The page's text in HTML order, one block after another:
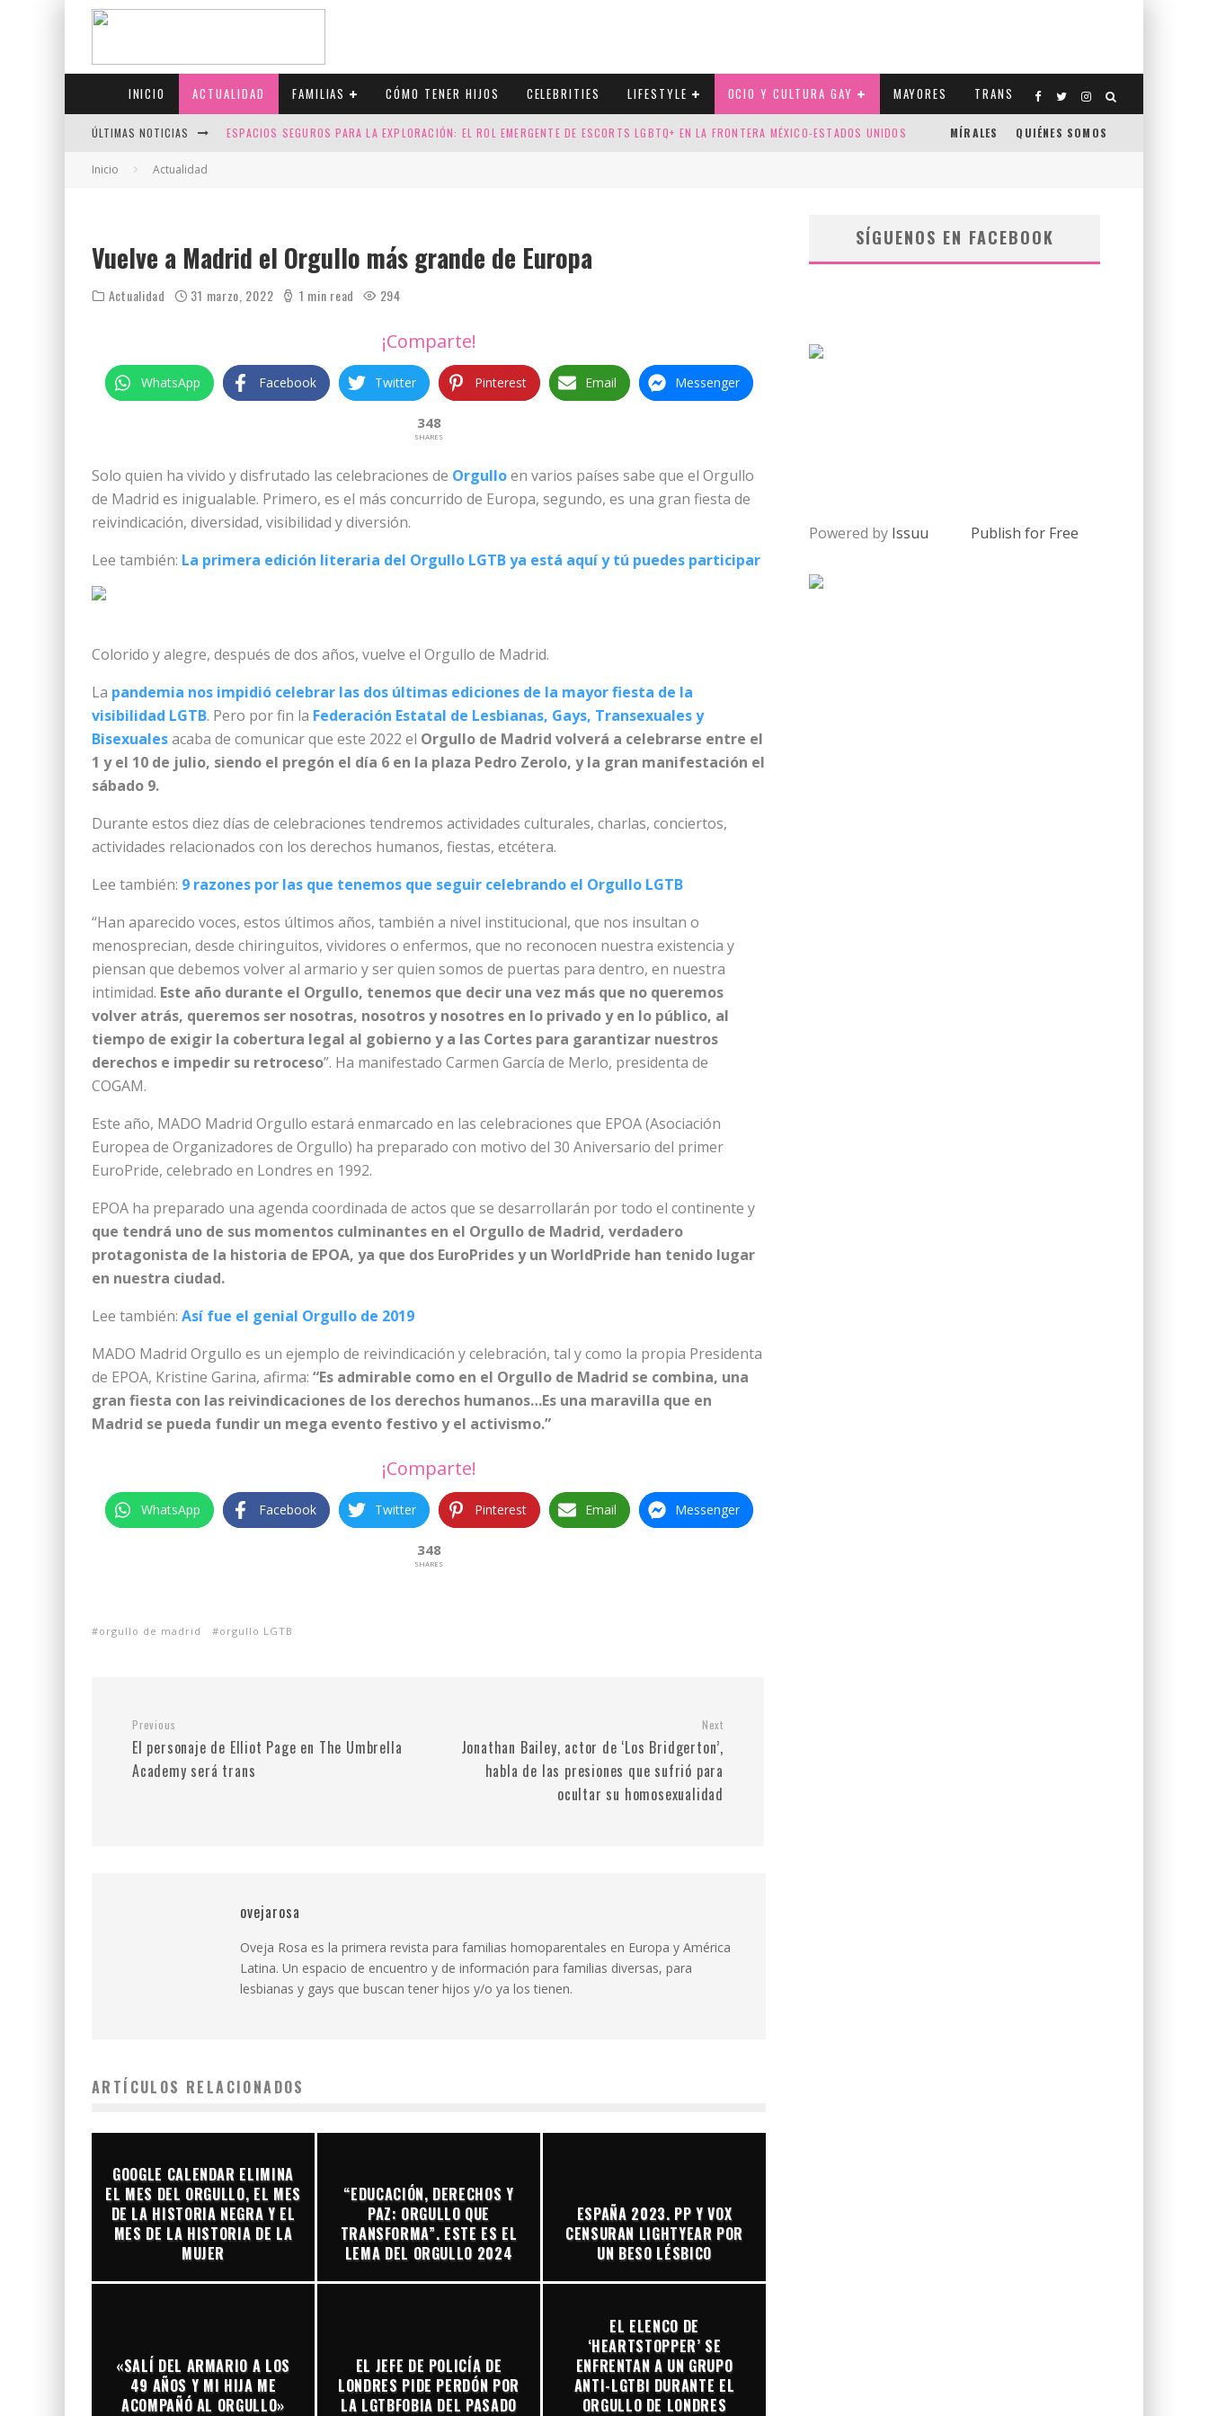
INICIO ACTUALIDAD FAMILIAS CÓMO TENER HIJOS CELEBRITIES LIFESTYLE OCIO Y CULTURA GAY MAYORES TRANS
ÚLTIMAS NOTICIAS ESPACIOS SEGUROS PARA LA EXPLORACIÓN: EL ROL EMERGENTE DE ESCORTS LGBTQ+ EN LA FRONTERA MÉXICO-ESTADOS UNIDOS MÍRALES QUIÉNES SOMOS
Inicio Actualidad
Vuelve a Madrid el Orgullo más grande de Europa
Actualidad 31 marzo, 2022 1 min read 294
¡Comparte!
WhatsApp Facebook Twitter Pinterest Email Messenger
348
SHARES
Solo quien ha vivido y disfrutado las celebraciones de Orgulloen varios países sabe que el Orgullo
de Madrid es inigualable. Primero, es el más concurrido de Europa, segundo, es una gran fiesta de
reivindicación, diversidad, visibilidad y diversión.
Lee también: La primera edición literaria del Orgullo LGTB ya está aquí y tú puedes participar
Colorido y alegre, después de dos años, vuelve el Orgullo de Madrid.
La pandemia nos impidió celebrar las dos últimas ediciones de la mayor fiesta de la
visibilidad LGTB. Pero por fin la Federación Estatal de Lesbianas, Gays, Transexuales y
Bisexualesacaba de comunicar que este 2022 el Orgullo de Madrid volverá a celebrarse entre el
1 y el 10 de julio, siendo el pregón el día 6 en la plaza Pedro Zerolo, y la gran manifestación el
sábado 9.
Durante estos diez días de celebraciones tendremos actividades culturales, charlas, conciertos,
actividades relacionados con los derechos humanos, fiestas, etcétera.
Lee también: 9 razones por las que tenemos que seguir celebrando el Orgullo LGTB
“Han aparecido voces, estos últimos años, también a nivel institucional, que nos insultan o
menosprecian, desde chiringuitos, vividores o enfermos, que no reconocen nuestra existencia y
piensan que debemos volver al armario y ser quien somos de puertas para dentro, en nuestra
intimidad. Este año durante el Orgullo, tenemos que decir una vez más que no queremos
volver atrás, queremos ser nosotras, nosotros y nosotres en lo privado y en lo público, al
tiempo de exigir la cobertura legal al gobierno y a las Cortes para garantizar nuestros
derechos e impedir su retroceso”. Ha manifestado Carmen García de Merlo, presidenta de
COGAM.
Este año, MADO Madrid Orgullo estará enmarcado en las celebraciones que EPOA (Asociación
Europea de Organizadores de Orgullo) ha preparado con motivo del 30 Aniversario del primer
EuroPride, celebrado en Londres en 1992.
EPOA ha preparado una agenda coordinada de actos que se desarrollarán por todo el continente y
que tendrá uno de sus momentos culminantes en el Orgullo de Madrid, verdadero
protagonista de la historia de EPOA, ya que dos EuroPrides y un WorldPride han tenido lugar
en nuestra ciudad.
Lee también: Así fue el genial Orgullo de 2019
MADO Madrid Orgullo es un ejemplo de reivindicación y celebración, tal y como la propia Presidenta
de EPOA, Kristine Garina, afirma: “Es admirable como en el Orgullo de Madrid se combina, una
gran fiesta con las reivindicaciones de los derechos humanos…Es una maravilla que en
Madrid se pueda fundir un mega evento festivo y el activismo.”
¡Comparte!
WhatsApp Facebook Twitter Pinterest Email Messenger
348
SHARES
orgullo de madrid orgullo LGTB
Previous
El personaje de Elliot Page en The Umbrella
Academy será trans
Next
Jonathan Bailey, actor de ‘Los Bridgerton’,
habla de las presiones que sufrió para
ocultar su homosexualidad
ovejarosa
Oveja Rosa es la primera revista para familias homoparentales en Europa y América
Latina. Un espacio de encuentro y de información para familias diversas, para
lesbianas y gays que buscan tener hijos y/o ya los tienen.
ARTÍCULOS RELACIONADOS
GOOGLE CALENDAR ELIMINA
EL MES DEL ORGULLO, EL MES
DE LA HISTORIA NEGRA Y EL
MES DE LA HISTORIA DE LA
MUJER
“EDUCACIÓN, DERECHOS Y
PAZ: ORGULLO QUE
TRANSFORMA”. ESTE ES EL
LEMA DEL ORGULLO 2024
ESPAÑA 2023. PP Y VOX
CENSURAN LIGHTYEAR POR
UN BESO LÉSBICO
«SALÍ DEL ARMARIO A LOS
49 AÑOS Y MI HIJA ME
ACOMPAÑÓ AL ORGULLO»
EL JEFE DE POLICÍA DE
LONDRES PIDE PERDÓN POR
LA LGTBFOBIA DEL PASADO
EL ELENCO DE
‘HEARTSTOPPER’ SE
ENFRENTAN A UN GRUPO
ANTI-LGTBI DURANTE EL
ORGULLO DE LONDRES
SÍGUENOS EN FACEBOOK
Powered by Issuu Publish for Free